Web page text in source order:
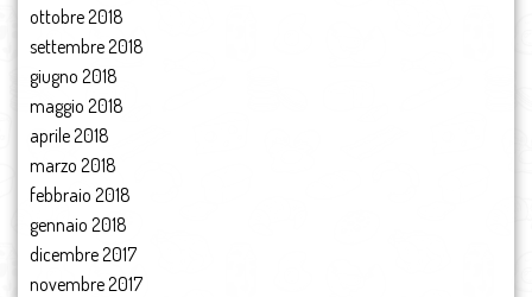
ottobre 2018
settembre 2018
giugno 2018
maggio 2018
aprile 2018
marzo 2018
febbraio 2018
gennaio 2018
dicembre 2017
novembre 2017